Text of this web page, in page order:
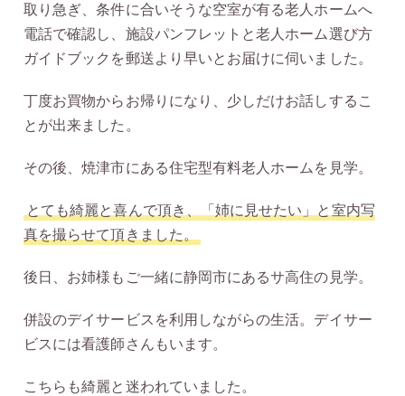
取り急ぎ、条件に合いそうな空室が有る老人ホームへ
電話で確認し、施設パンフレットと老人ホーム選び方
ガイドブックを郵送より早いとお届けに伺いました。
丁度お買物からお帰りになり、少しだけお話しするこ
とが出来ました。
その後、焼津市にある住宅型有料老人ホームを見学。
とても綺麗と喜んで頂き、「姉に見せたい」と室内写
真を撮らせて頂きました。
後日、お姉様もご一緒に静岡市にあるサ高住の見学。
併設のデイサービスを利用しながらの生活。デイサー
ビスには看護師さんもいます。
こちらも綺麗と迷われていました。